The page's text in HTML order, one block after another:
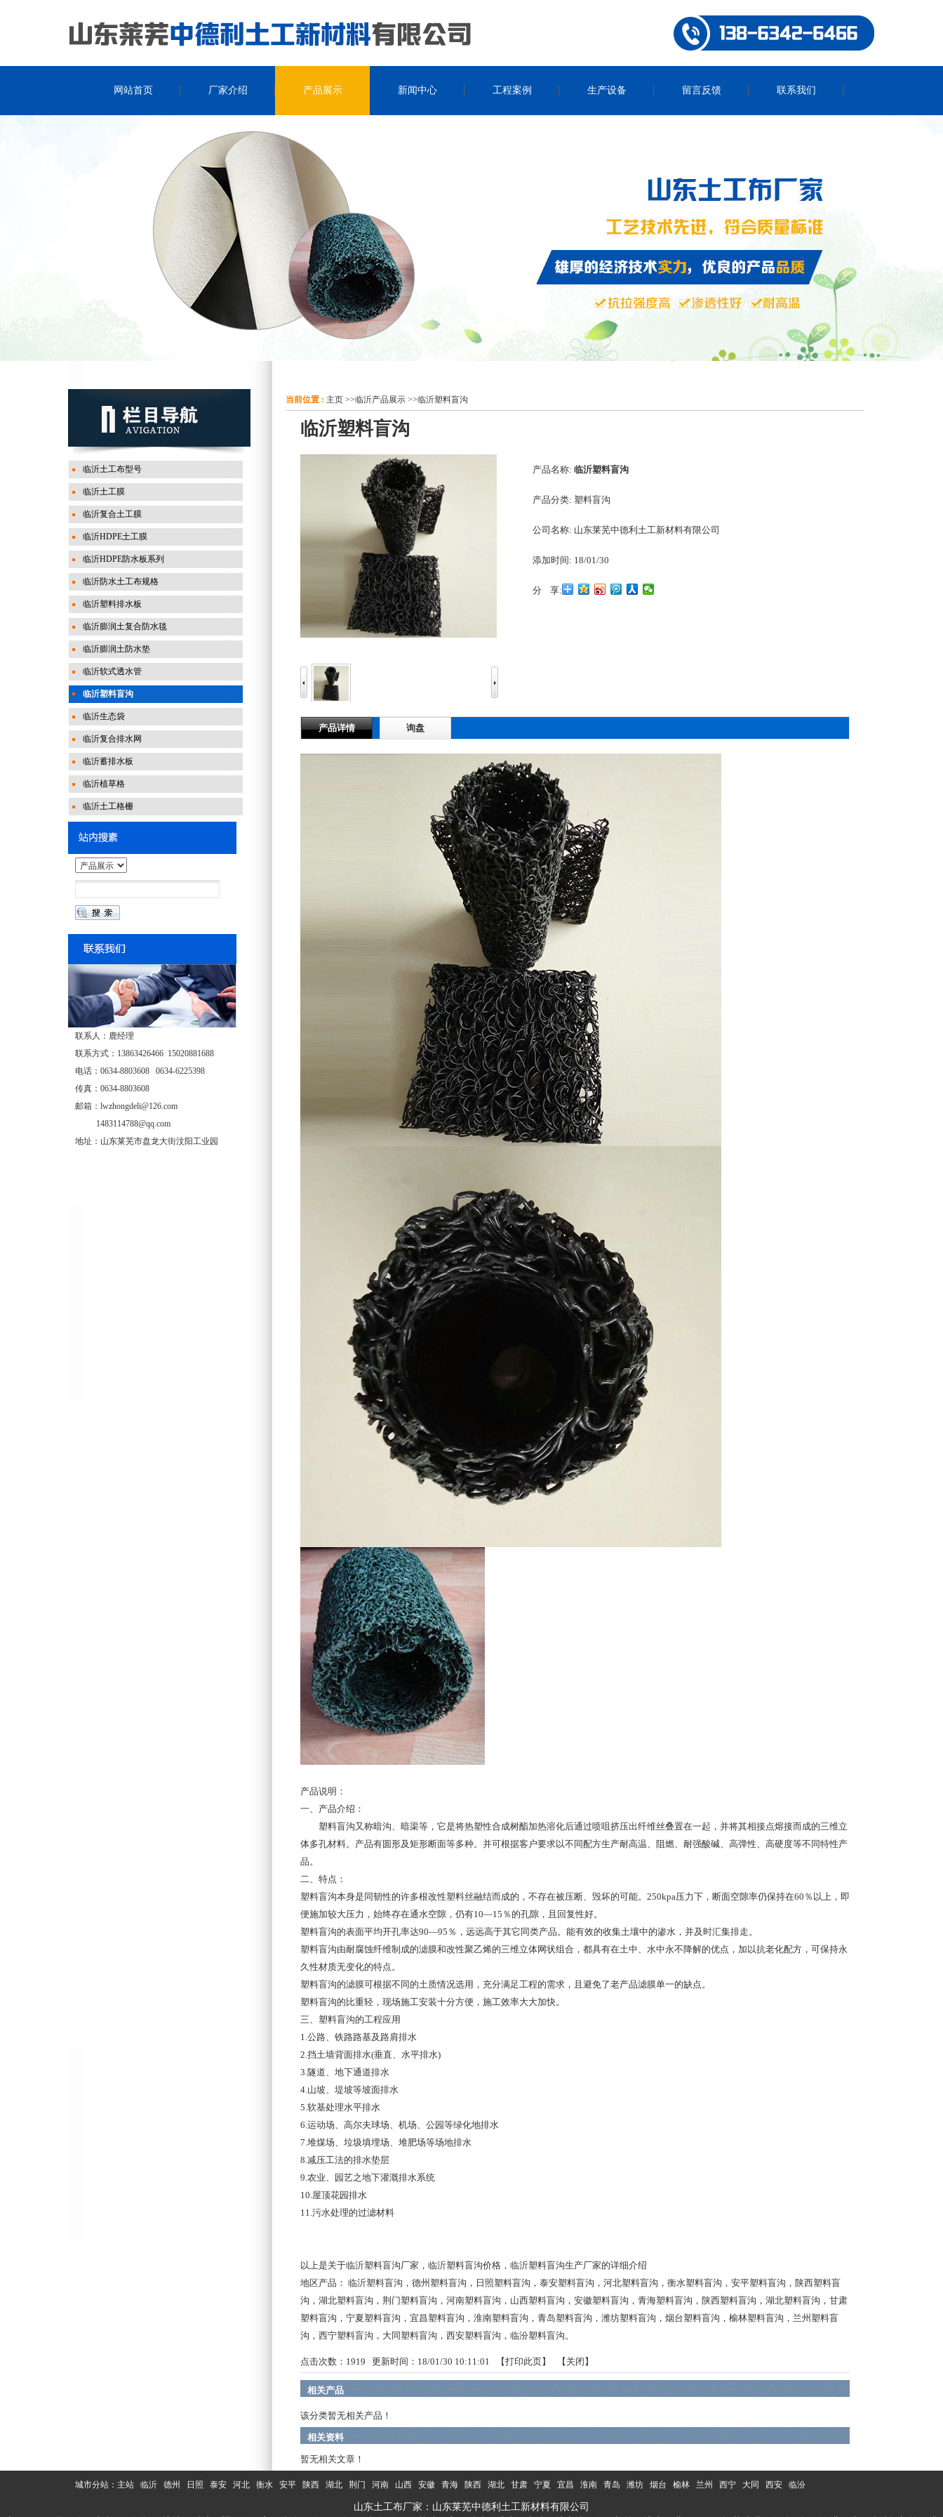
网站首页 厂家介绍 产品展示 新闻中心 工程案例 生产设备 留言反馈 联系我们
当前位置 : 主页 >>临沂产品展示 >>临沂塑料盲沟
临沂塑料盲沟
产品名称: 临沂塑料盲沟
产品分类: 塑料盲沟
公司名称: 山东莱芜中德利土工新材料有限公司
添加时间: 18/01/30
分 享:
产品详情 询盘
产品说明：
一、产品介绍：
塑料盲沟又称暗沟、暗渠等，它是将热塑性合成树酯加热溶化后通过喷咀挤压出纤维丝叠置在一起，并将其相接点熔接而成的三维立
体多孔材料。产品有圆形及矩形断面等多种。并可根据客户要求以不同配方生产耐高温、阻燃、耐强酸碱、高弹性、高硬度等不同特性产
品。
二、特点：
塑料盲沟本身是同韧性的许多根改性塑料丝融结而成的，不存在被压断、毁坏的可能。 250kpa压力下，断面空隙率仍保持在60 ％以上，即
便施加较大压力，始终存在通水空隙，仍有10—15 ％的孔隙，且回复性好。
塑料盲沟的表面平均开孔率达90—95 ％，远远高于其它同类产品。能有效的收集土壤中的渗水，并及时汇集排走。
塑料盲沟由耐腐蚀纤维制成的滤膜和改性聚乙烯的三维立体网状组合，都具有在土中、水中永不降解的优点，加以抗老化配方，可保持永
久性材质无变化的特点。
塑料盲沟的滤膜可根据不同的土质情况选用，充分满足工程的需求，且避免了老产品滤膜单一的缺点。
塑料盲沟的比重轻，现场施工安装十分方便，施工效率大大加快。
三、塑料盲沟的工程应用
1. 公路、铁路路基及路肩排水
2. 挡土墙背面排水(垂直、水平排水)
3. 隧道、地下通道排水
4. 山坡、堤坡等坡面排水
5. 软基处理水平排水
6. 运动场、高尔夫球场、机场、公园等绿化地排水
7. 堆煤场、垃圾填埋场、堆肥场等场地排水
8. 减压工法的排水垫层
9. 农业、园艺之地下灌溉排水系统
10. 屋顶花园排水
11. 污水处理的过滤材料
以上是关于临沂塑料盲沟厂家，临沂塑料盲沟价格，临沂塑料盲沟生产厂家的详细介绍
地区产品： 临沂塑料盲沟 ， 德州塑料盲沟 ， 日照塑料盲沟 ， 泰安塑料盲沟 ， 河北塑料盲沟 ， 衡水塑料盲沟 ， 安平塑料盲沟 ， 陕西塑料盲
沟 ， 湖北塑料盲沟 ， 荆门塑料盲沟 ， 河南塑料盲沟 ， 山西塑料盲沟 ， 安徽塑料盲沟 ， 青海塑料盲沟 ， 陕西塑料盲沟 ， 湖北塑料盲沟 ， 甘肃
塑料盲沟 ， 宁夏塑料盲沟 ， 宜昌塑料盲沟 ， 淮南塑料盲沟 ， 青岛塑料盲沟 ， 潍坊塑料盲沟 ， 烟台塑料盲沟 ， 榆林塑料盲沟 ， 兰州塑料盲
沟 ， 西宁塑料盲沟 ， 大同塑料盲沟 ， 西安塑料盲沟 ， 临汾塑料盲沟 。
点击次数： 1919 更新时间：18/01/30 10:11:01 【打印此页】 【 关闭 】
相关产品
该分类暂无相关产品！
相关资料
暂无相关文章！
临沂土工布型号
临沂土工膜
临沂复合土工膜
临沂HDPE土工膜
临沂HDPE防水板系列
临沂防水土工布规格
临沂塑料排水板
临沂膨润土复合防水毯
临沂膨润土防水垫
临沂软式透水管
临沂塑料盲沟
临沂生态袋
临沂复合排水网
临沂蓄排水板
临沂植草格
临沂土工格栅
联系人：鹿经理
联系方式：13863426466 15020881688
电话：0634-8803608 0634-6225398
传真：0634-8803608
邮箱：lwzhongdeli@126.com
1483114788@qq.com
地址：山东莱芜市盘龙大街汶阳工业园
城市分站： 主站 临沂 德州 日照 泰安 河北 衡水 安平 陕西 湖北 荆门 河南 山西 安徽 青海 陕西 湖北 甘肃 宁夏 宜昌 淮南 青岛 潍坊 烟台 榆林 兰州 西宁 大同 西安 临汾
山东土工布厂家：山东莱芜中德利土工新材料有限公司